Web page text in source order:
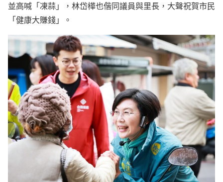
並高喊「凍蒜」，林岱樺也偕同議員與里長，大聲祝賀市民
「健康大賺錢」。